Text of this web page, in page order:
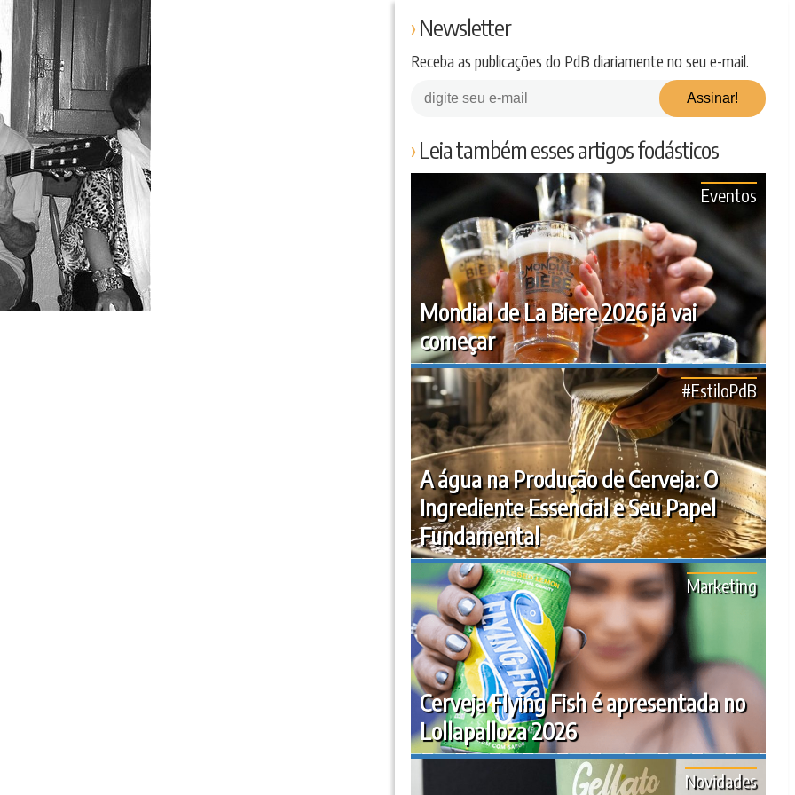
Newsletter
Receba as publicações do PdB diariamente no seu e-mail.
Leia também esses artigos fodásticos
Mondial de La Biere 2026 já vai
começar
Eventos
A água na Produção de Cerveja: O
Ingrediente Essencial e Seu Papel
Fundamental
#EstiloPdB
Cerveja Flying Fish é apresentada no
Lollapalloza 2026
Marketing
Novidades